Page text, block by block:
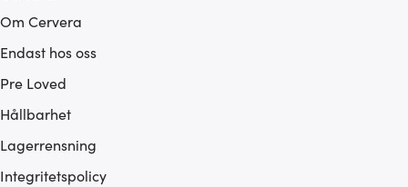
Om Cervera
Endast hos oss
Pre Loved
Hållbarhet
Lagerrensning
Integritetspolicy